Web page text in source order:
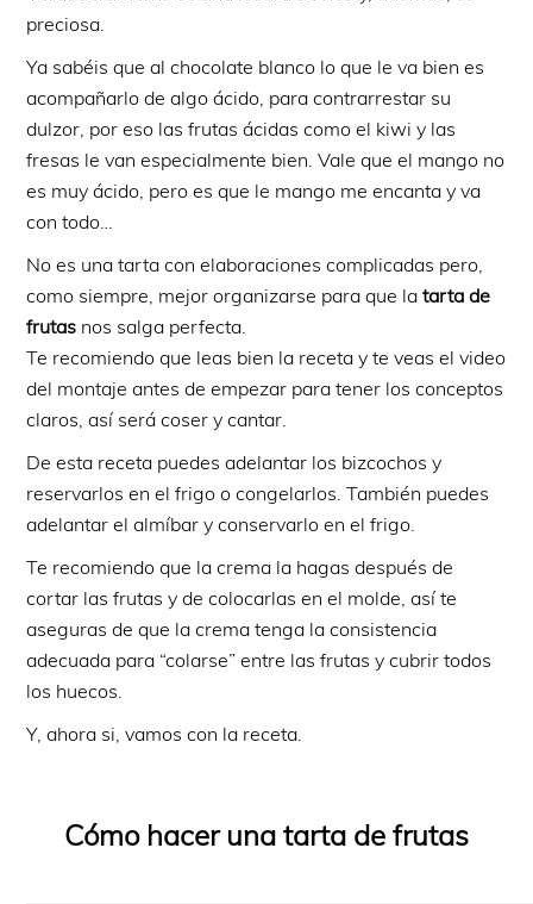
preciosa.
Ya sabéis que al chocolate blanco lo que le va bien es
acompañarlo de algo ácido, para contrarrestar su
dulzor, por eso las frutas ácidas como el kiwi y las
fresas le van especialmente bien. Vale que el mango no
es muy ácido, pero es que le mango me encanta y va
con todo…
No es una tarta con elaboraciones complicadas pero,
como siempre, mejor organizarse para que latarta de
frutas nos salga perfecta.
Te recomiendo que leas bien la receta y te veas el video
del montaje antes de empezar para tener los conceptos
claros, así será coser y cantar.
De esta receta puedes adelantar los bizcochos y
reservarlos en el frigo o congelarlos. También puedes
adelantar el almíbar y conservarlo en el frigo.
Te recomiendo que la crema la hagas después de
cortar las frutas y de colocarlas en el molde, así te
aseguras de que la crema tenga la consistencia
adecuada para “colarse” entre las frutas y cubrir todos
los huecos.
Y, ahora si, vamos con la receta.
Cómo hacer una tarta de frutas